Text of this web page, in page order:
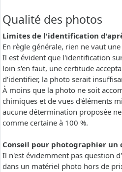
Qualité des photos
Limites de l'identification
En règle générale, rien ne vaut
Il est évident que l'identification
loin s'en faut, une certitude
d'identifier, la photo serait
À moins que la photo ne soit
chimiques et de vues d'éléments
aucune détermination proposée
comme certaine à 100 %.
Conseil pour photographier un
Il n'est évidemment pas question
dans un matériel photo hors de